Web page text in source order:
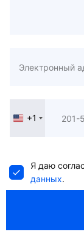
United
+1
Я даю
данных.